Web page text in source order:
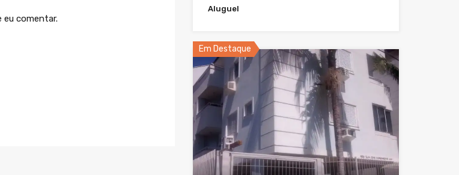
eu comentar.
Aluguel
Em Destaque